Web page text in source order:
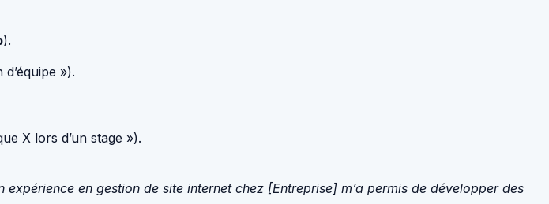
).
»).
X lors d’un stage »).
en gestion de site internet chez [Entreprise] m’a permis de développer des